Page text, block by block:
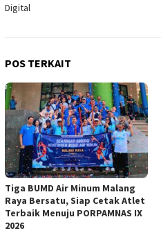
Digital
POS TERKAIT
Tiga BUMD Air Minum Malang
Raya Bersatu, Siap Cetak Atlet
Terbaik Menuju PORPAMNAS IX
2026